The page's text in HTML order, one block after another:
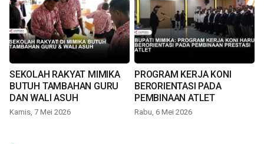
SEKOLAH RAKYAT MIMIKA
BUTUH TAMBAHAN GURU
DAN WALI ASUH
Kamis, 7 Mei 2026
PROGRAM KERJA KONI
BERORIENTASI PADA
PEMBINAAN ATLET
Rabu, 6 Mei 2026